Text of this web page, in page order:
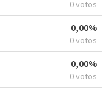
0 votos
0,00%
0 votos
0,00%
0 votos